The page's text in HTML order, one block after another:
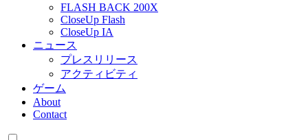
FLASH BACK 200X
CloseUp Flash
CloseUp IA
ニュース
プレスリリース
アクティビティ
ゲーム
About
Contact